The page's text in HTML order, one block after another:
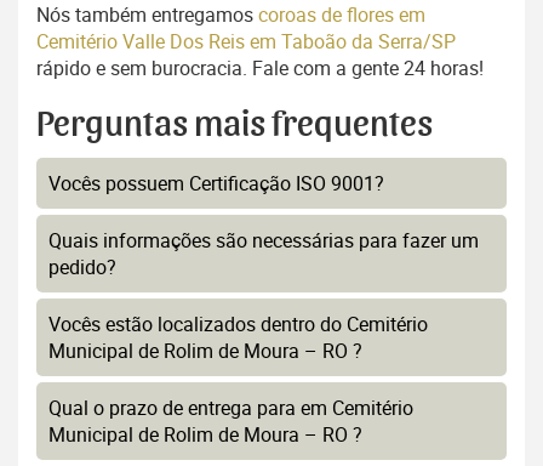
Nós também entregamoscoroas de flores em
Cemitério Valle Dos Reis em Taboão da Serra/SP
rápido e sem burocracia. Fale com a gente 24 horas!
Perguntas mais frequentes
Vocês possuem Certificação ISO 9001?
Quais informações são necessárias para fazer um
pedido?
Vocês estão localizados dentro do Cemitério
Municipal de Rolim de Moura – RO ?
Qual o prazo de entrega para em Cemitério
Municipal de Rolim de Moura – RO ?